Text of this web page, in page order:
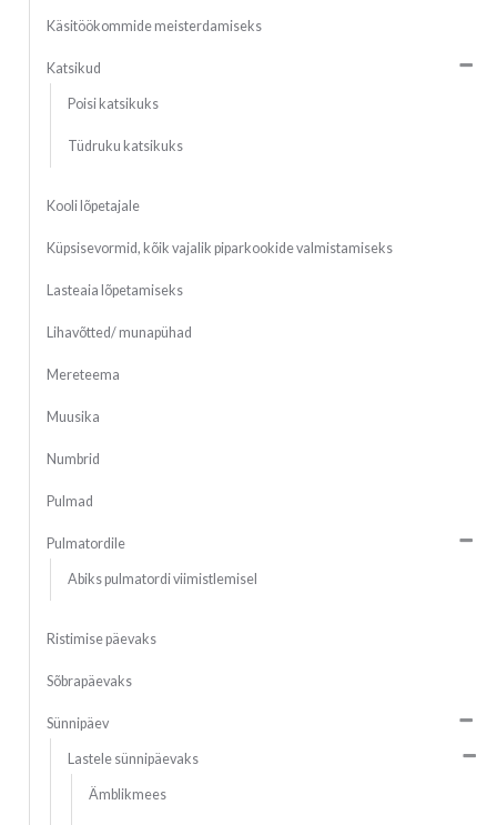
Käsitöökommide meisterdamiseks
Katsikud
Poisi katsikuks
Tüdruku katsikuks
Kooli lõpetajale
Küpsisevormid, kõik vajalik piparkookide valmistamiseks
Lasteaia lõpetamiseks
Lihavõtted/ munapühad
Mereteema
Muusika
Numbrid
Pulmad
Pulmatordile
Abiks pulmatordi viimistlemisel
Ristimise päevaks
Sõbrapäevaks
Sünnipäev
Lastele sünnipäevaks
Ämblikmees